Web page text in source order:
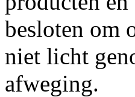
besloten om
niet licht
afweging.